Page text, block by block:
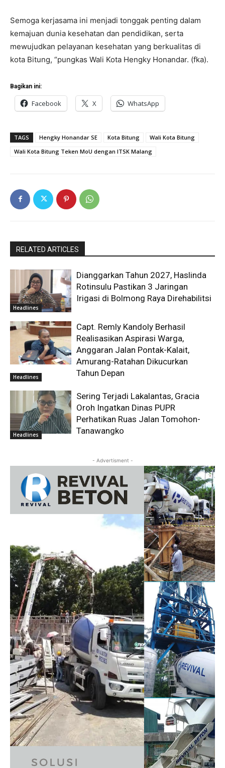
Semoga kerjasama ini menjadi tonggak penting dalam
kemajuan dunia kesehatan dan pendidikan, serta
mewujudkan pelayanan kesehatan yang berkualitas di
kota Bitung, “pungkas Wali Kota Hengky Honandar. (fka).
Bagikan ini:
Facebook X WhatsApp
TAGS Hengky Honandar SE Kota Bitung
Wali Kota Bitung
Wali Kota Bitung Teken MoU dengan ITSK Malang
RELATED ARTICLES
Headlines
Dianggarkan Tahun 2027, Haslinda
Rotinsulu Pastikan 3 Jaringan
Irigasi di Bolmong Raya Direhabilitsi
Headlines
Capt. Remly Kandoly Berhasil
Realisasikan Aspirasi Warga,
Anggaran Jalan Pontak-Kalait,
Amurang-Ratahan Dikucurkan
Tahun Depan
Headlines
Sering Terjadi Lakalantas, Gracia
Oroh Ingatkan Dinas PUPR
Perhatikan Ruas Jalan Tomohon-
Tanawangko
- Advertisment -